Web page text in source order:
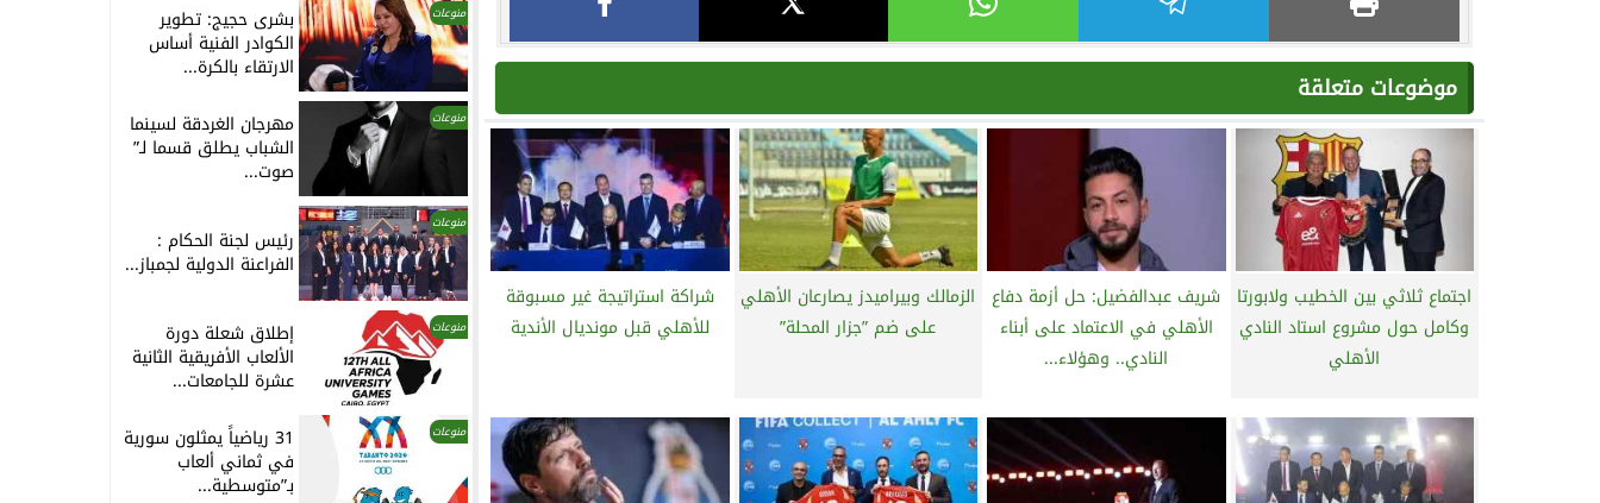
موضوعات متعلقة
اجتماع ثلاثي بين الخطيب ولابورتا
وكامل حول مشروع استاد النادي
الأهلي
شريف عبدالفضيل: حل أزمة دفاع
الأهلي في الاعتماد على أبناء
النادي.. وهؤلاء...
الزمالك وبيراميدز يصارعان الأهلي
على ضم ”جزار المحلة”
شراكة استراتيجة غير مسبوقة
للأهلي قبل مونديال الأندية
منوعات بشرى حجيج: تطوير
الكوادر الفنية أساس
الارتقاء بالكرة...
منوعات مهرجان الغردقة لسينما
الشباب يطلق قسما لـ”
صوت...
منوعات
رئيس لجنة الحكام :
الفراعنة الدولية لجمباز...
منوعات إطلاق شعلة دورة
الألعاب الأفريقية الثانية
عشرة للجامعات...
منوعات 31 رياضياً يمثلون سورية
في ثماني ألعاب
بـ”متوسطية...